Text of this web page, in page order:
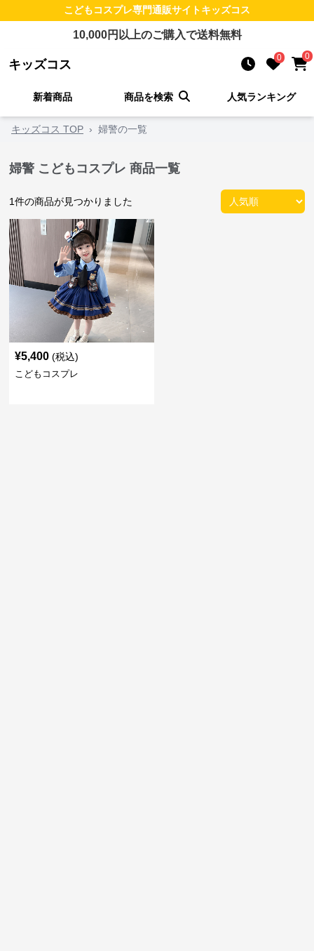
こどもコスプレ専門通販サイトキッズコス
10,000円以上のご購入で送料無料
キッズコス 0 0
新着商品 商品を検索 人気ランキング
キッズコス TOP › 婦警の一覧
婦警 こどもコスプレ 商品一覧
1件の商品が見つかりました
¥5,400 (税込)
こどもコスプレ